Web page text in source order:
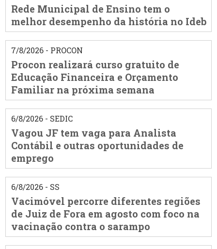
Rede Municipal de Ensino tem o
melhor desempenho da história no Ideb
7/8/2026 - PROCON
Procon realizará curso gratuito de
Educação Financeira e Orçamento
Familiar na próxima semana
6/8/2026 - SEDIC
Vagou JF tem vaga para Analista
Contábil e outras oportunidades de
emprego
6/8/2026 - SS
Vacimóvel percorre diferentes regiões
de Juiz de Fora em agosto com foco na
vacinação contra o sarampo